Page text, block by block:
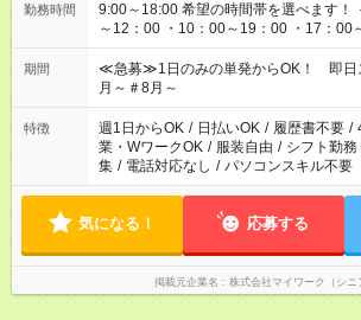
勤務時間
9:00～18:00 希望の時間帯を選べます！ ＜シフト例＞ ・8：30
～12：00 ・10：00～19：00 ・17：00
22：00 ・22：00～翌6：00 など
期間
≪急募≫1日のみの単発からOK！ 即日
月～＃8月～
特徴 週1日からOK / 日払いOK / 履歴書不要 /
業・WワークOK / 服装自由 / シフト勤務
集 / 電話対応なし / パソコンスキル不要
気になる！ 応募する
掲載元企業名 株式会社マイワーク（シニ